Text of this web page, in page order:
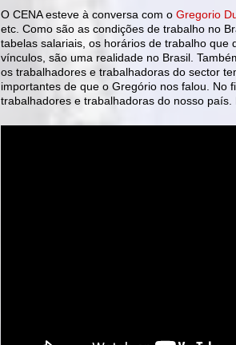
O CENA esteve à conversa com o Gregorio
etc. Como são as condições de trabalho no
tabelas salariais, os horários de trabalho que
vínculos, são uma realidade no Brasil.
os trabalhadores e trabalhadoras do sector
importantes de que o Gregório nos falou. No
trabalhadores e trabalhadoras do nosso país.